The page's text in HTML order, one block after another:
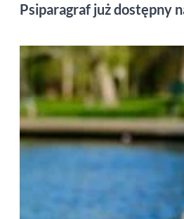
Psiparagraf już dostępny